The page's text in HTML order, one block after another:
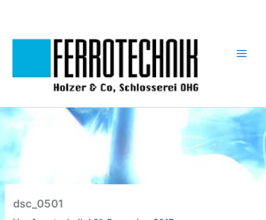
dsc_0501